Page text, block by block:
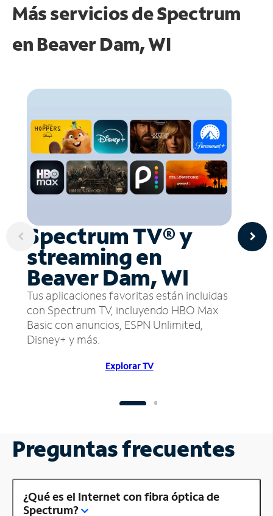
Más servicios de Spectrum
en Beaver Dam, WI
Spectrum TV® y
streaming en
Beaver Dam, WI
Tus aplicaciones favoritas están incluidas
con Spectrum TV, incluyendo HBO Max
Basic con anuncios, ESPN Unlimited,
Disney+ y más.
Explorar TV
Preguntas frecuentes
¿Qué es el Internet con fibra óptica de
Spectrum?